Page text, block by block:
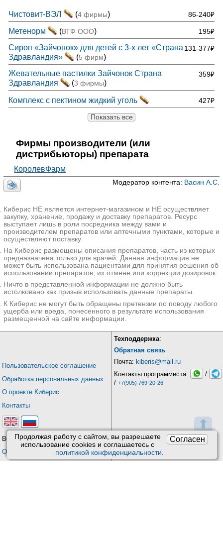
⬆
Согласен
Продолжая работу с сайтом, вы разрешаете
использование сookies и соглашаетесь с
политикой конфиденциальности.
86-240₽
Чистовит-ВЭЛ (4 фирмы)
195₽
Метенорм (ВТФ ООО)
131-377₽
Сироп «Зайчонок» для детей с 3-х лет «Страна
Здравландия»
(5 фирм)
359₽
Жевательные пастилки Зайчонок Страна
Здравландия
(3 фирмы)
427₽
Комплекс с пектином жидкий уголь
Показать все
Фирмы производители (или
дистрибьюторы) препарата
КоролевФарм
Модератор контента: Васин А.С.
Киберис НЕ является интернет-магазином и НЕ осуществляет
закупку, хранение, продажу и доставку препаратов. Ресурс
выступает лишь в роли посредника между вами и
производителем препаратов или аптечными пунктами, которые и
осуществляют поставку.
На Киберис размещены описания препаратов, часть из которых
предназначена только для врачей. Данная информация не
может быть использована пациентами для принятия решения об
использовании препаратов, их отмене или коррекции дозировок.
Ничто в представленной информации не должно быть
истолковано как призыв использовать данные препараты.
К Киберис не могут быть обращены претензии по поводу любого
ущерба или вреда, понесенного в результате использования
размещенной на сайте информации.
Пользовательское соглашение
Обработка персональных данных
О проекте Киберис
Контакты
Версия: 4.9
Обновления
Техподдержка:
Обратная связь
Почта: kiberis@mail.ru
Контакты программиста:
/
/ +7(905) 769-20-26